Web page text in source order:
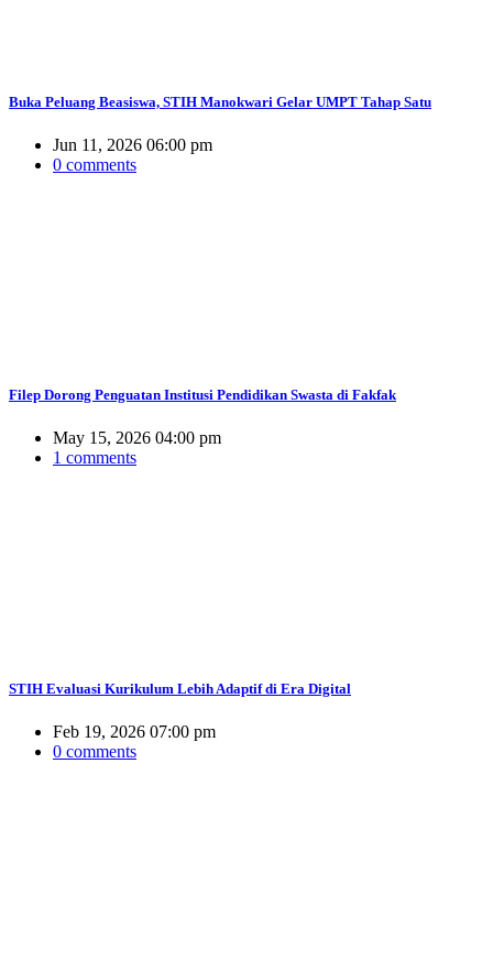
Buka Peluang Beasiswa, STIH Manokwari Gelar UMPT Tahap Satu
Jun 11, 2026 06:00 pm
0 comments
Filep Dorong Penguatan Institusi Pendidikan Swasta di Fakfak
May 15, 2026 04:00 pm
1 comments
STIH Evaluasi Kurikulum Lebih Adaptif di Era Digital
Feb 19, 2026 07:00 pm
0 comments